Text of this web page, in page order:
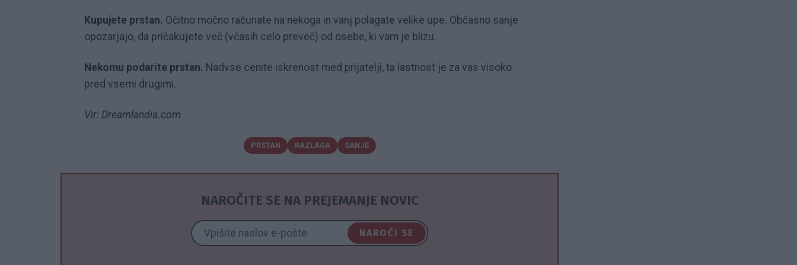
Kupujete prstan. Očitno močno računate na nekoga in vanj polagate velike upe. Občasno sanje
opozarjajo, da pričakujete več (včasih celo preveč) od osebe, ki vam je blizu.
Nekomu podarite prstan. Nadvse cenite iskrenost med prijatelji, ta lastnost je za vas visoko
pred vsemi drugimi.
Vir: Dreamlandia.com
PRSTAN RAZLAGA SANJE
NAROČITE SE NA PREJEMANJE NOVIC
NAROČI SE